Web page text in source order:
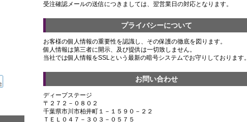
受注確認メールの送信につきましては、翌営業日の対応となります。
プライバシーについて
お客様の個人情報の重要性を認識し、その保護の徹底を図ります。
個人情報は第三者に開示、及び提供は一切致しません。
当社では個人情報をSSLという最新の暗号システムでお守りしております。
お問い合わせ
ディープステージ
〒２７２－０８０２
千葉県市川市柏井町１－１５９０－２２
ＴＥＬ０４７－３０３－０５７５